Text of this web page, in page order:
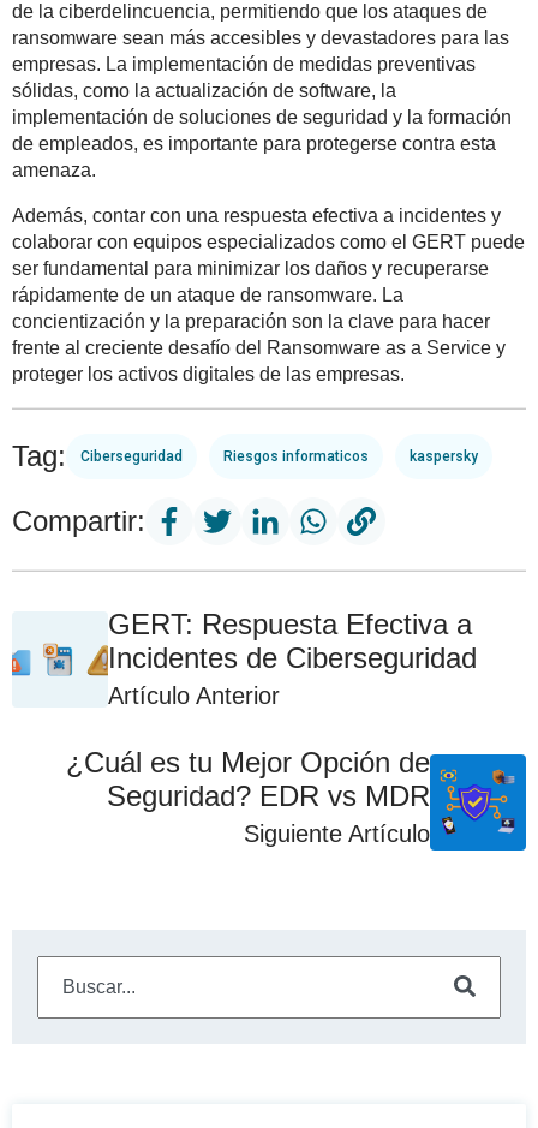
de la ciberdelincuencia, permitiendo que los ataques de
ransomware sean más accesibles y devastadores para las
empresas. La implementación de medidas preventivas
sólidas, como la actualización de software, la
implementación de soluciones de seguridad y la formación
de empleados, es importante para protegerse contra esta
amenaza.
Además, contar con una respuesta efectiva a incidentes y
colaborar con equipos especializados como el GERT puede
ser fundamental para minimizar los daños y recuperarse
rápidamente de un ataque de ransomware. La
concientización y la preparación son la clave para hacer
frente al creciente desafío del Ransomware as a Service y
proteger los activos digitales de las empresas.
Tag: Ciberseguridad Riesgos informaticos kaspersky
Compartir:
GERT: Respuesta Efectiva a
Incidentes de Ciberseguridad
Artículo Anterior
¿Cuál es tu Mejor Opción de
Seguridad? EDR vs MDR
Siguiente Artículo